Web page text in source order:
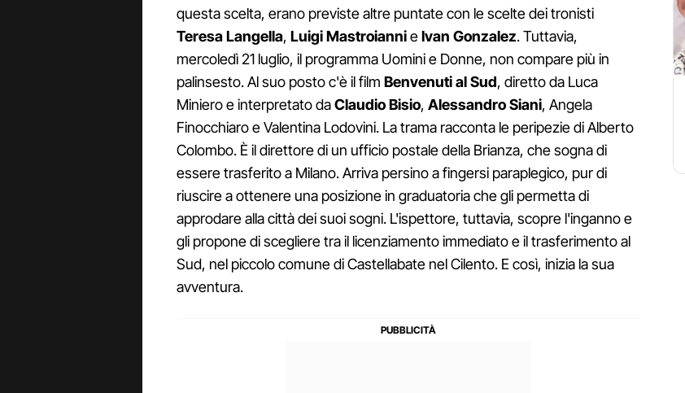
questa scelta, erano previste altre puntate con le scelte dei tronisti
Teresa Langella, Luigi MastroiannieIvan Gonzalez. Tuttavia,
mercoledì 21 luglio, il programma Uomini e Donne, non compare più in
palinsesto. Al suo posto c'è il film Benvenuti al Sud, diretto da Luca
Miniero e interpretato daClaudio Bisio, Alessandro Siani, Angela
Finocchiaro e Valentina Lodovini. La trama racconta le peripezie di Alberto
Colombo. È il direttore di un ufficio postale della Brianza, che sogna di
essere trasferito a Milano. Arriva persino a fingersi paraplegico, pur di
riuscire a ottenere una posizione in graduatoria che gli permetta di
approdare alla città dei suoi sogni. L'ispettore, tuttavia, scopre l'inganno e
gli propone di scegliere tra il licenziamento immediato e il trasferimento al
Sud, nel piccolo comune di Castellabate nel Cilento. E così, inizia la sua
avventura.